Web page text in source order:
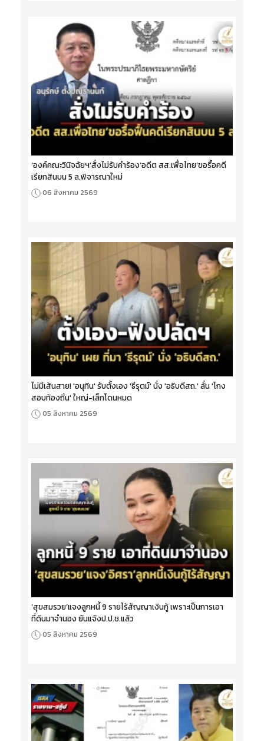
‘องค์คณะวินิจฉัยฯ’สั่งไม่รับคำร้อง‘อดีต สส.เพื่อไทย’ขอรื้อคดี
เรียกสินบน 5 ล.พิจารณาใหม่
06 สิงหาคม 2569
ไม่มีเส้นสาย! 'อนุทิน' รับตั้งเอง 'ธีรุตม์' นั่ง 'อธิบดีสถ.' ลั่น 'โกง
สอบท้องถิ่น' ใหญ่-เล็กโดนหมด
05 สิงหาคม 2569
‘สุขสมรวย’แจงลูกหนี้ 9 รายไร้สัญญาเงินกู้ เพราะเป็นการเอา
ที่ดินมาจำนอง ยันแจ้งป.ป.ช.แล้ว
05 สิงหาคม 2569